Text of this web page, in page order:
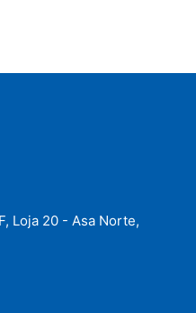
Loja 20 - Asa Norte,